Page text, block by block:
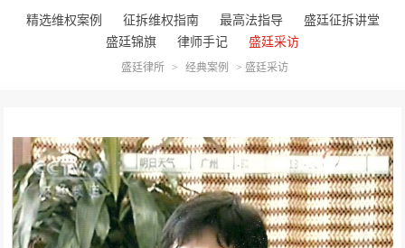
精选维权案例 征拆维权指南 最高法指导
盛廷征拆讲堂
盛廷锦旗
律师手记 盛廷采访
盛廷律所 > 经典案例 > 盛廷采访